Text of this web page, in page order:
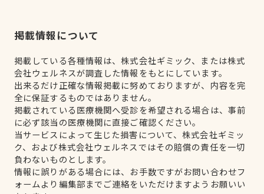
掲載情報について
掲載している各種情報は、株式会社ギミック、または株式
会社ウェルネスが調査した情報をもとにしています。
出来るだけ正確な情報掲載に努めておりますが、内容を完
全に保証するものではありません。
掲載されている医療機関へ受診を希望される場合は、事前
に必ず該当の医療機関に直接ご確認ください。
当サービスによって生じた損害について、株式会社ギミッ
ク、および株式会社ウェルネスではその賠償の責任を一切
負わないものとします。
情報に誤りがある場合には、お手数ですがお問い合わせフ
ォームより編集部までご連絡をいただけますようお願いい